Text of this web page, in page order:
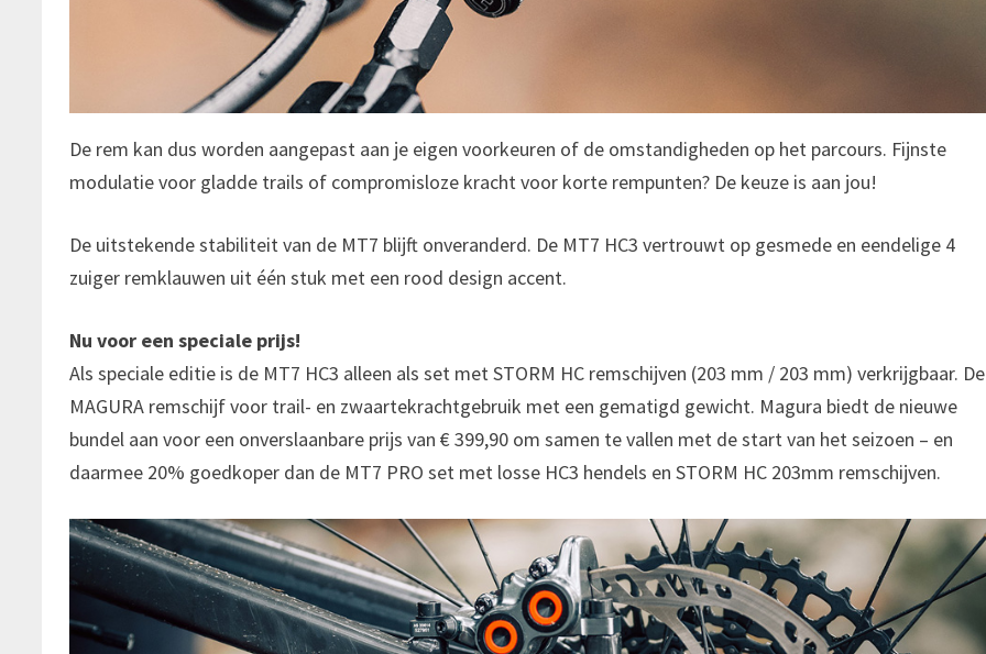
De rem kan dus worden aangepast aan je eigen voorkeuren of de omstandigheden op het parcours. Fijnste
modulatie voor gladde trails of compromisloze kracht voor korte rempunten? De keuze is aan jou!
De uitstekende stabiliteit van de MT7 blijft onveranderd. De MT7 HC3 vertrouwt op gesmede en eendelige 4
zuiger remklauwen uit één stuk met een rood design accent.
Nu voor een speciale prijs!
Als speciale editie is de MT7 HC3 alleen als set met STORM HC remschijven (203 mm / 203 mm) verkrijgbaar. De
MAGURA remschijf voor trail- en zwaartekrachtgebruik met een gematigd gewicht. Magura biedt de nieuwe
bundel aan voor een onverslaanbare prijs van € 399,90 om samen te vallen met de start van het seizoen – en
daarmee 20% goedkoper dan de MT7 PRO set met losse HC3 hendels en STORM HC 203mm remschijven.